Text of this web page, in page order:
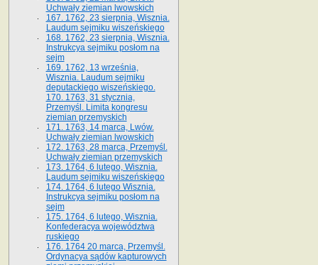
Uchwały ziemian lwowskich
167. 1762, 23 sierpnia, Wisznia.
Laudum sejmiku wiszeńskiego
168. 1762, 23 sierpnia, Wisznia.
Instrukcya sejmiku posłom na
sejm
169. 1762, 13 września,
Wisznia. Laudum sejmiku
deputackiego wiszeńskiego.
170. 1763, 31 stycznia,
Przemyśl. Limita kongresu
ziemian przemyskich
171. 1763, 14 marca, Lwów.
Uchwały ziemian lwowskich
172. 1763, 28 marca, Przemyśl.
Uchwały ziemian przemyskich
173. 1764, 6 lutego, Wisznia.
Laudum sejmiku wiszeńskiego
174. 1764, 6 lutego Wisznia.
Instrukcya sejmiku posłom na
sejm
175. 1764, 6 lutego, Wisznia.
Konfederacya województwa
ruskiego
176. 1764 20 marca, Przemyśl.
Ordynacya sądów kapturowych